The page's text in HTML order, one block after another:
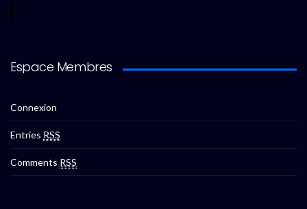
Espace Membres
Connexion
Entries RSS
Comments RSS